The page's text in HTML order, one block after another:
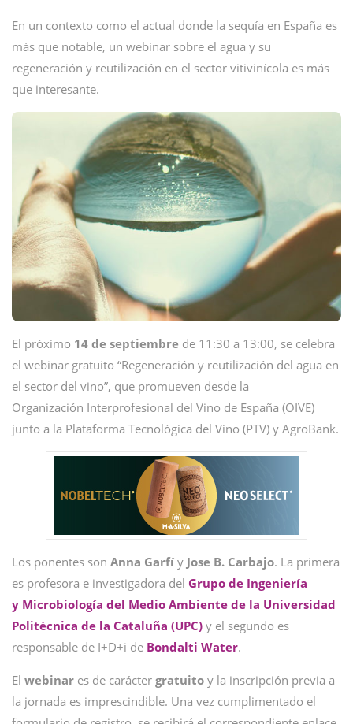
En un contexto como el actual donde la sequía en España es
más que notable, un webinar sobre el agua y su
regeneración y reutilización en el sector vitivinícola es más
que interesante.
El próximo 14 de septiembre de 11:30 a 13:00, se celebra
el webinar gratuito “Regeneración y reutilización del agua en
el sector del vino”, que promueven desde la
Organización Interprofesional del Vino de España (OIVE)
junto a la Plataforma Tecnológica del Vino (PTV) y AgroBank.
Los ponentes son Anna Garfí y Jose B. Carbajo. La primera
es profesora e investigadora del Grupo de Ingeniería
y Microbiología del Medio Ambiente de la Universidad
Politécnica de la Cataluña (UPC) y el segundo es
responsable de I+D+i de Bondalti Water.
El webinar es de carácter gratuito y la inscripción previa a
la jornada es imprescindible. Una vez cumplimentado el